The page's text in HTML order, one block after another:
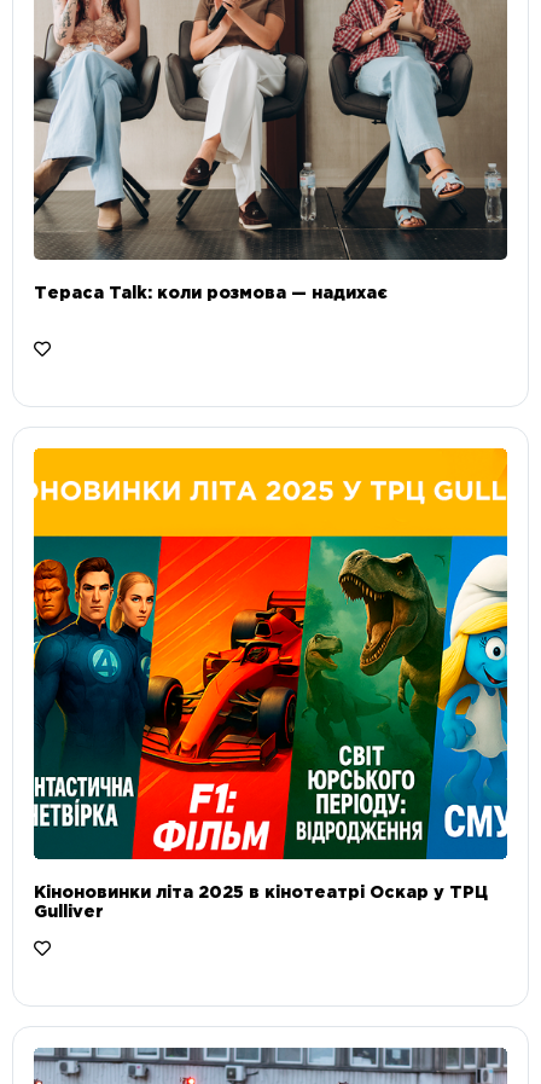
Тераса Talk: коли розмова — надихає
Кіноновинки літа 2025 в кінотеатрі Оскар у ТРЦ
Gulliver